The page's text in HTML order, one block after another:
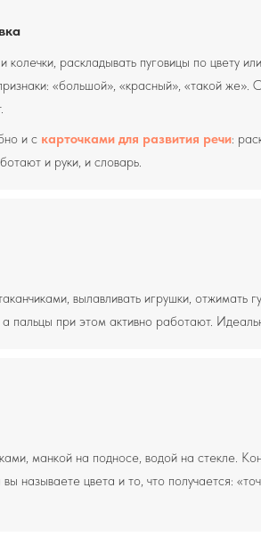
колечки, раскладывать пуговицы по цвету
«большой», «красный», «такой же».
и с карточками для развития речи:
и руки, и словарь.
вылавливать игрушки, отжимать
пальцы при этом активно работают.
манкой на подносе, водой на стекле.
называете цвета и то, что получается: